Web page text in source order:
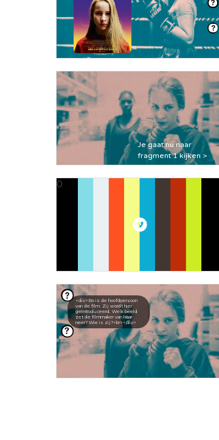
Je gaat nu naar
fragment 1 kijken >
0
<div>Bo is de hoofdpersoon
van de film. Zij wordt hier
geïntroduceerd. Welk beeld
zet de filmmaker van haar
neer? Wie is zij?<br></div>